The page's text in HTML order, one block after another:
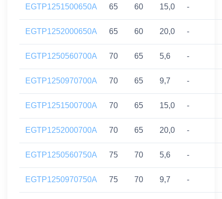
EGTP1251500650A 65 60 15,0 -
EGTP1252000650A 65 60 20,0 -
EGTP1250560700A 70 65 5,6 -
EGTP1250970700A 70 65 9,7 -
EGTP1251500700A 70 65 15,0 -
EGTP1252000700A 70 65 20,0 -
EGTP1250560750A 75 70 5,6 -
EGTP1250970750A 75 70 9,7 -